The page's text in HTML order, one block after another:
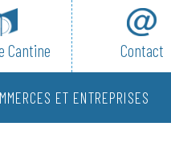
Cantine Contact
ET ENTREPRISES